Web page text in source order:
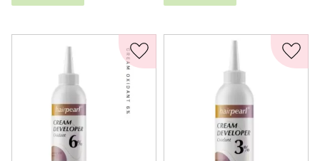
Lägg till i favoriter